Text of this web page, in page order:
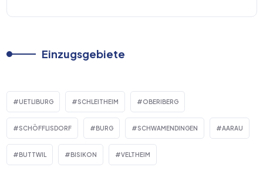
Einzugsgebiete
UETLIBURG SCHLEITHEIM OBERIBERG
SCHÖFFLISDORF BURG SCHWAMENDINGEN AARAU
BUTTWIL BISIKON VELTHEIM